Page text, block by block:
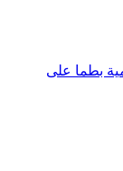
بطما على